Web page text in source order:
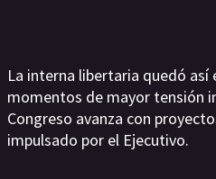
La interna libertaria quedó así
momentos de mayor tensión
Congreso avanza con
impulsado por el Ejecutivo.